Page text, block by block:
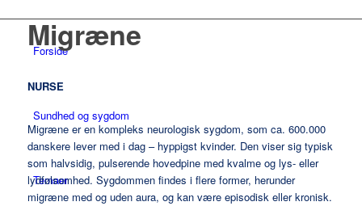
Forside
Sundhed og sygdom
Temaer
Migræne
NURSE
Migræneer en kompleks neurologisk sygdom, som ca. 600.000
danskere lever med i dag – hyppigst kvinder. Den viser sig typisk
som halvsidig, pulserende hovedpine med kvalme og lys- eller
lydfølsomhed. Sygdommen findes i flere former, herunder
migræne med og uden aura, og kan være episodisk eller kronisk.